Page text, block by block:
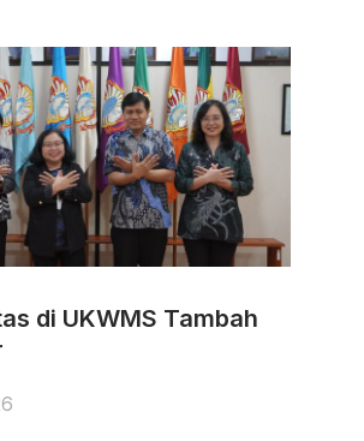
di UKWMS Tambah